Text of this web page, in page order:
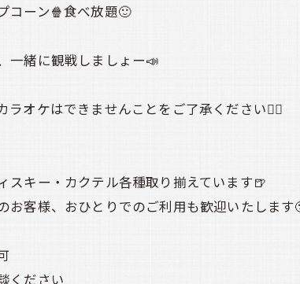
コーン🍿食べ放題🙂
一緒に観戦しましょー📣
ラオケはできませんことをご了承ください🙇‍♀️
スキー・カクテル各種取り揃えています🍺
お客様、おひとりでのご利用も歓迎いたします
ください